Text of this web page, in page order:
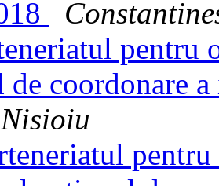
pentru
de coordonare